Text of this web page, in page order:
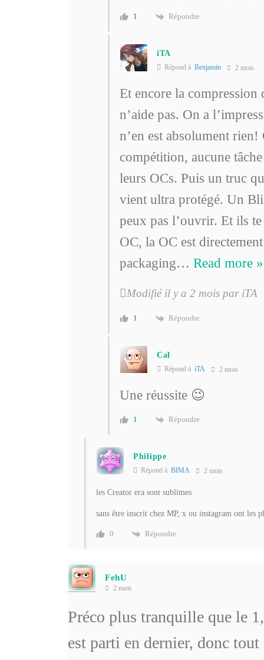
1 Répondre
iTA
Répond à Benjamin 2 mois
Et encore la compression
n’aide pas. On a
n’en est absolument
compétition, aucune
leurs OCs. Puis un truc
vient ultra protégé. Un
peux pas l’ouvrir. Et ils
OC, la OC est
packaging… Read more »
Modifié il y a 2 mois par iTA
1 Répondre
Cal
Répond à iTA 2 mois
Une réussite 😉
1 Répondre
Philippe
Répond à BIMA 2 mois
les Creator era sont sublimes
sans être inscrit chez MP, x ou instagram ont les
0 Répondre
FehU
2 mois
Préco plus tranquille que le
est parti en dernier, donc